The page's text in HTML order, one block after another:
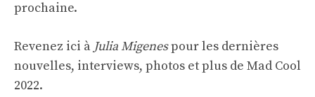
prochaine.
Revenez ici à Julia Migenespour les dernières
nouvelles, interviews, photos et plus de Mad Cool
2022.